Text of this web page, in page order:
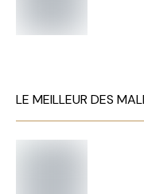
LE MEILLEUR DES